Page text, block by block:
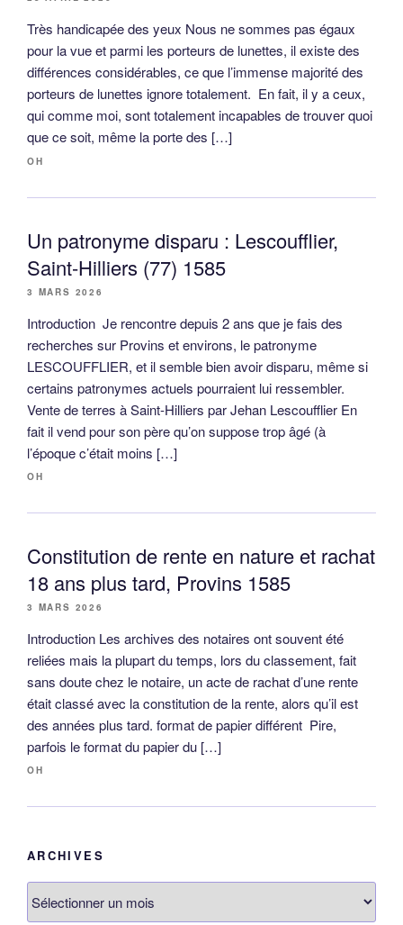
Très handicapée des yeux Nous ne sommes pas égaux
pour la vue et parmi les porteurs de lunettes, il existe des
différences considérables, ce que l’immense majorité des
porteurs de lunettes ignore totalement. En fait, il y a ceux,
qui comme moi, sont totalement incapables de trouver quoi
que ce soit, même la porte des […]
OH
Un patronyme disparu : Lescoufflier,
Saint-Hilliers (77) 1585
3 MARS 2026
Introduction Je rencontre depuis 2 ans que je fais des
recherches sur Provins et environs, le patronyme
LESCOUFFLIER, et il semble bien avoir disparu, même si
certains patronymes actuels pourraient lui ressembler.
Vente de terres à Saint-Hilliers par Jehan Lescoufflier En
fait il vend pour son père qu’on suppose trop âgé (à
l’époque c’était moins […]
OH
Constitution de rente en nature et rachat
18 ans plus tard, Provins 1585
3 MARS 2026
Introduction Les archives des notaires ont souvent été
reliées mais la plupart du temps, lors du classement, fait
sans doute chez le notaire, un acte de rachat d’une rente
était classé avec la constitution de la rente, alors qu’il est
des années plus tard. format de papier différent Pire,
parfois le format du papier du […]
OH
ARCHIVES